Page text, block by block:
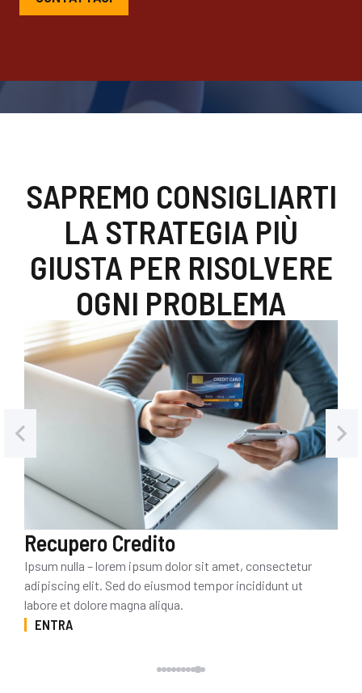
SAPREMO CONSIGLIARTI
LA STRATEGIA PIÙ
GIUSTA PER RISOLVERE
OGNI PROBLEMA
Recupero Credito
Ipsum nulla – lorem ipsum dolor sit amet, consectetur
adipiscing elit. Sed do eiusmod tempor incididunt ut
labore et dolore magna aliqua.
ENTRA